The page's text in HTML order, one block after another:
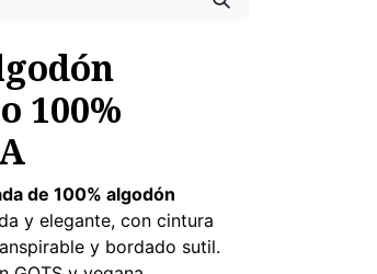
100%
de 100% algodón
y elegante, con cintura
y bordado sutil.